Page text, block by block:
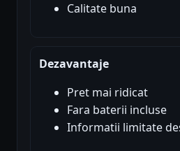
Calitate buna
Dezavantaje
Pret mai ridicat
Fara baterii incluse
Informatii limitate